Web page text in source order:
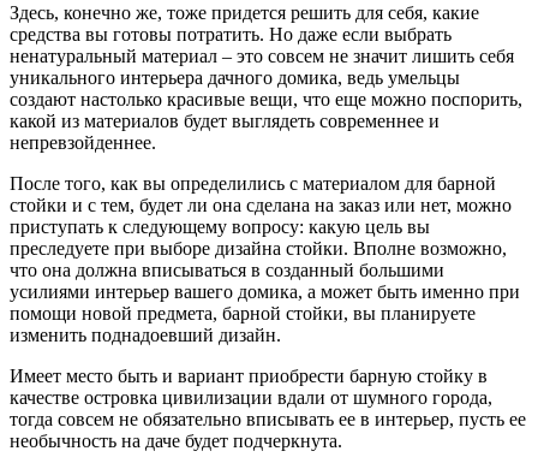
Здесь, конечно же, тоже придется решить для себя, какие
средства вы готовы потратить. Но даже если выбрать
ненатуральный материал – это совсем не значит лишить себя
уникального интерьера дачного домика, ведь умельцы
создают настолько красивые вещи, что еще можно поспорить,
какой из материалов будет выглядеть современнее и
непревзойденнее.
После того, как вы определились с материалом для барной
стойки и с тем, будет ли она сделана на заказ или нет, можно
приступать к следующему вопросу: какую цель вы
преследуете при выборе дизайна стойки. Вполне возможно,
что она должна вписываться в созданный большими
усилиями интерьер вашего домика, а может быть именно при
помощи новой предмета, барной стойки, вы планируете
изменить поднадоевший дизайн.
Имеет место быть и вариант приобрести барную стойку в
качестве островка цивилизации вдали от шумного города,
тогда совсем не обязательно вписывать ее в интерьер, пусть ее
необычность на даче будет подчеркнута.